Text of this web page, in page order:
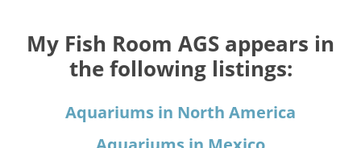
My Fish Room AGS appears in
the following listings:
Aquariums in North America